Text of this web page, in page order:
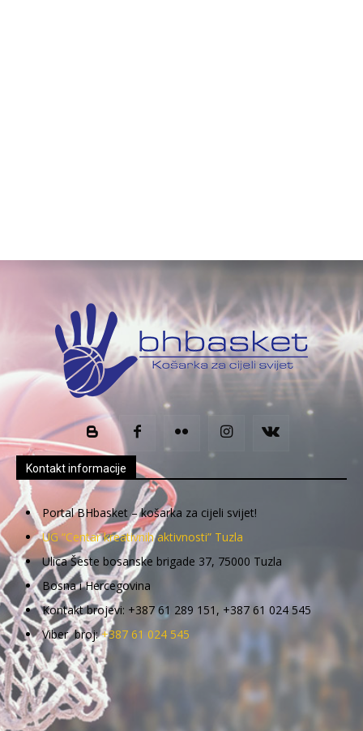
Kontakt informacije
Portal BHbasket – košarka za cijeli svijet!
UG “Centar kreativnih aktivnosti” Tuzla
Ulica Šeste bosanske brigade 37, 75000 Tuzla
Bosna i Hercegovina
Kontakt brojevi: +387 61 289 151, +387 61 024 545
Viber broj:+387 61 024 545